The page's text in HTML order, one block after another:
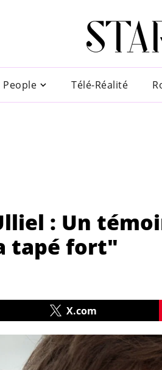
People Télé-Réalité
: Un
tapé fort"
X.com